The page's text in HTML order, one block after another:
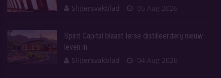
Slijtersvakblad
05 Aug 2026
Spirit Capital blaast Ierse distilleerderij nieuw
leven in
Slijtersvakblad
04 Aug 2026